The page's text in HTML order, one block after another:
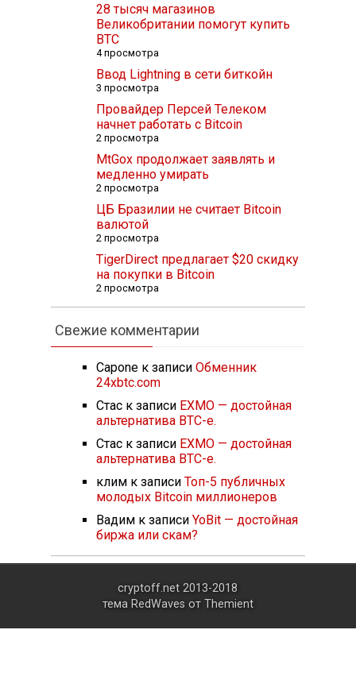
28 тысяч магазинов
Великобритании помогут купить
BTC
4 просмотра
Ввод Lightning в сети биткойн
3 просмотра
Провайдер Персей Телеком
начнет работать с Bitcoin
2 просмотра
MtGox продолжает заявлять и
медленно умирать
2 просмотра
ЦБ Бразилии не считает Bitcoin
валютой
2 просмотра
TigerDirect предлагает $20 скидку
на покупки в Bitcoin
2 просмотра
Свежие комментарии
Caponeк записи Обменник
24xbtc.com
Стаск записи EXMO — достойная
альтернатива BTC-e.
Стаск записи EXMO — достойная
альтернатива BTC-e.
климк записи Топ-5 публичных
молодых Bitcoin миллионеров
Вадимк записи YoBit — достойная
биржа или скам?
cryptoff.net 2013-2018
тема RedWaves от Themient